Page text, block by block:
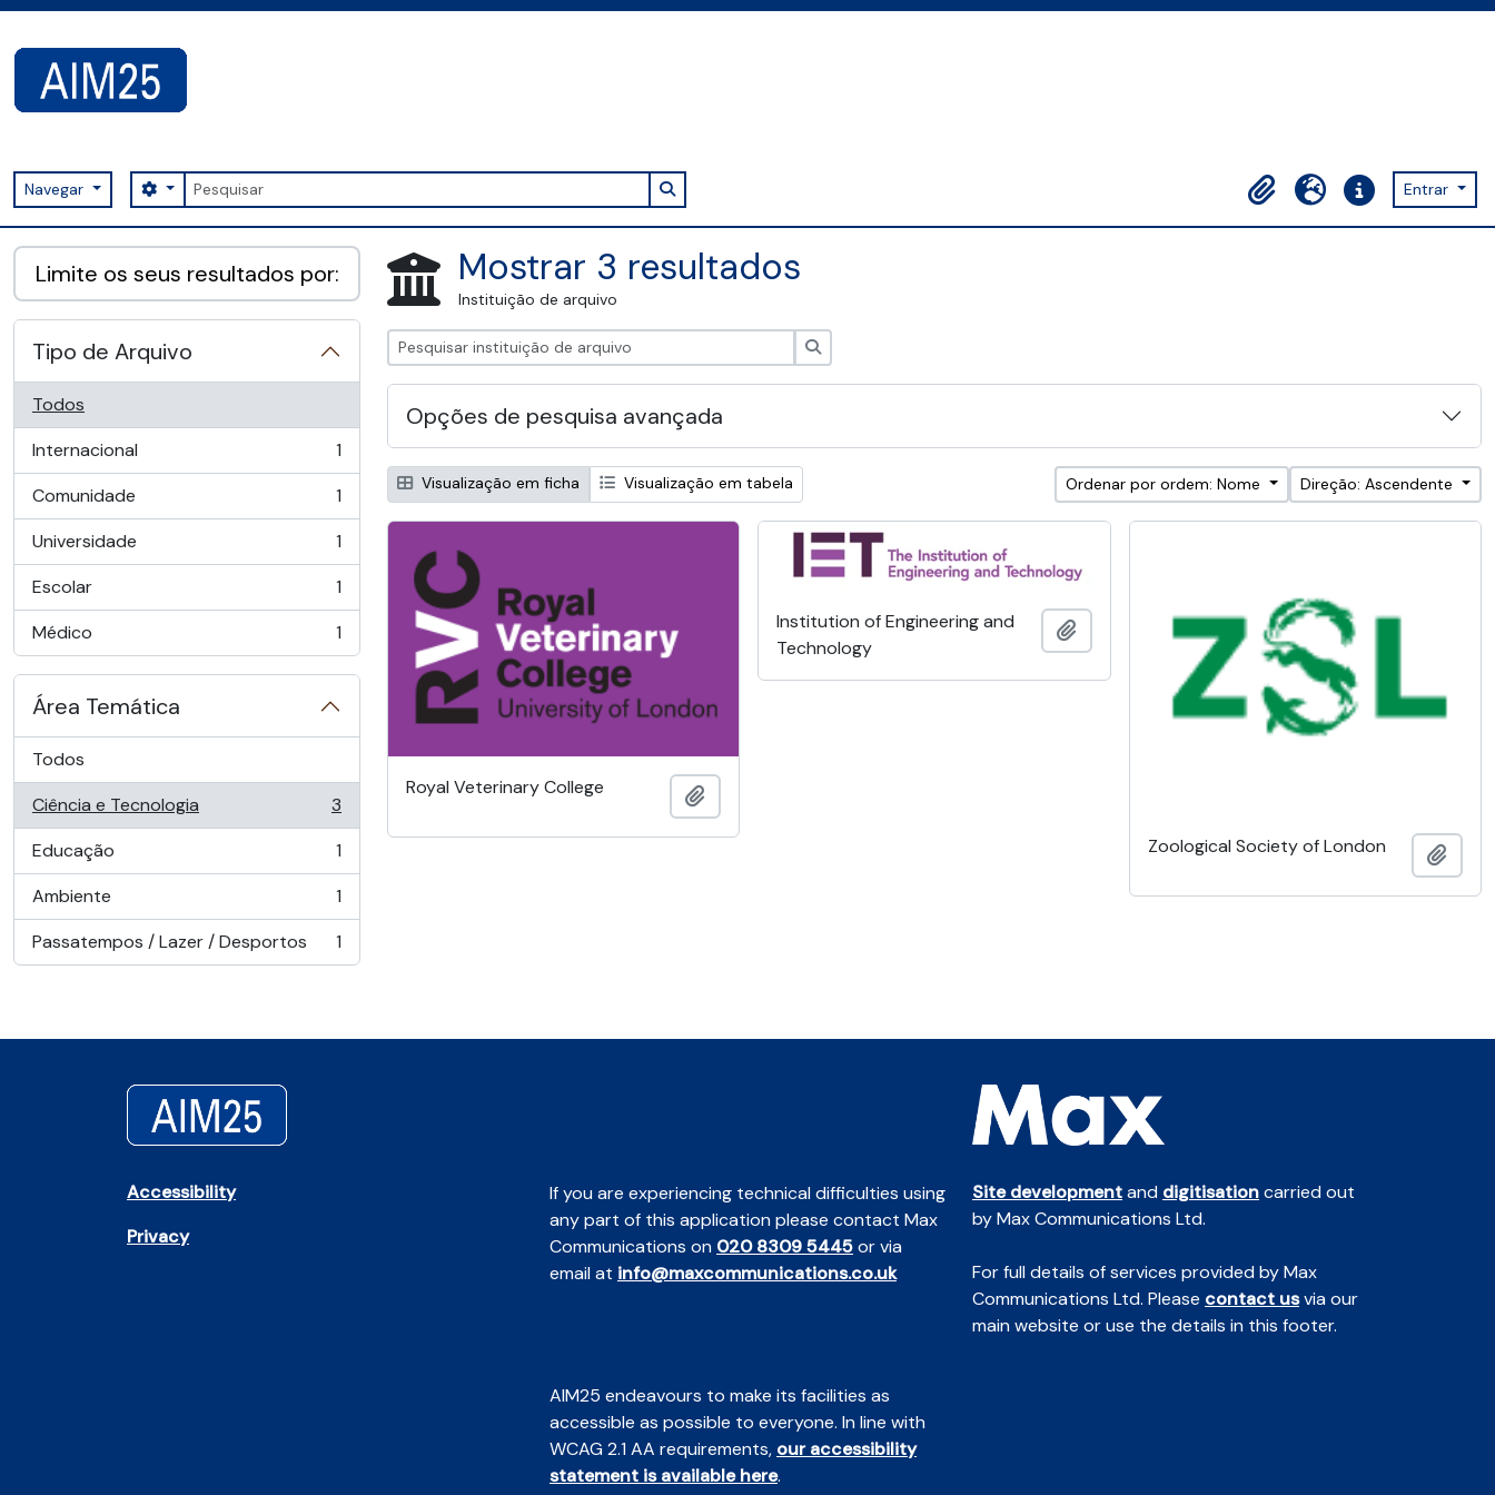
Navegar Pesquisar
Search options Search in browse page
Área de transferência
Idioma Ligações rápidas
Entrar
AIM25 - AtoM 2.8.2
Limite os seus resultados por:
Tipo de Arquivo
Todos
Internacional
, 1 resultados
1
Comunidade
, 1 resultados
1
Universidade
, 1 resultados
1
Escolar
, 1 resultados
1
Médico
, 1 resultados 1
Área Temática
Todos
Ciência e Tecnologia
, 3 resultados
3
Educação
, 1 resultados
1
Ambiente
, 1 resultados
1
Passatempos / Lazer / Desportos
, 1 resultados 1
Mostrar 3 resultados
Instituição de arquivo
Opções de pesquisa avançada
Visualização em ficha Visualização em tabela Ordenar por ordem: Nome Direção: Ascendente
Royal Veterinary College
Institution of Engineering and
Technology
Adicionar à área de transferência
Zoological Society of London
Accessibility
Privacy
If you are experiencing technical difficulties using
any part of this application please contact Max
Communications on 020 8309 5445or via
email at info@maxcommunications.co.uk
AIM25 endeavours to make its facilities as
accessible as possible to everyone. In line with
WCAG 2.1 AA requirements, our accessibility
statement is available here.
Site developmentand digitisationcarried out
by Max Communications Ltd.
For full details of services provided by Max
Communications Ltd. Please contact usvia our
main website or use the details in this footer.